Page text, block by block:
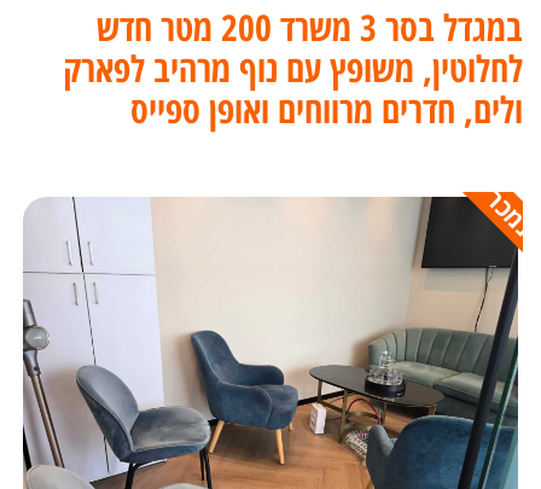
במגדל בסר 3 משרד 200 מטר חדש
לחלוטין, משופץ עם נוף מרהיב לפארק
ולים, חדרים מרווחים ואופן ספייס
נמכר